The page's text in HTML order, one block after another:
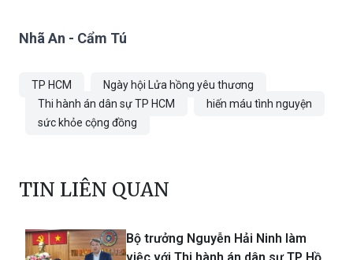
Nhã An - Cẩm Tú
TP HCM
Ngày hội Lửa hồng yêu thương
Thi hành án dân sự TP HCM
hiến máu tình nguyện
sức khỏe cộng đồng
TIN LIÊN QUAN
Bộ trưởng Nguyễn Hải Ninh làm